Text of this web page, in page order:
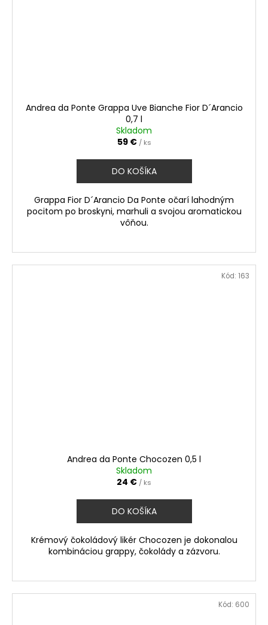
Andrea da Ponte Grappa Uve Bianche Fior D´Arancio
0,7 l
Skladom
59 € / ks
DO KOŠÍKA
Grappa Fior D´Arancio Da Ponte očarí lahodným
pocitom po broskyni, marhuli a svojou aromatickou
vôňou.
Andrea da Ponte Chocozen 0,5 l
Skladom
24 € / ks
DO KOŠÍKA
Krémový čokoládový likér Chocozen je dokonalou
kombináciou grappy, čokolády a zázvoru.
Kód: 163
Kód: 600